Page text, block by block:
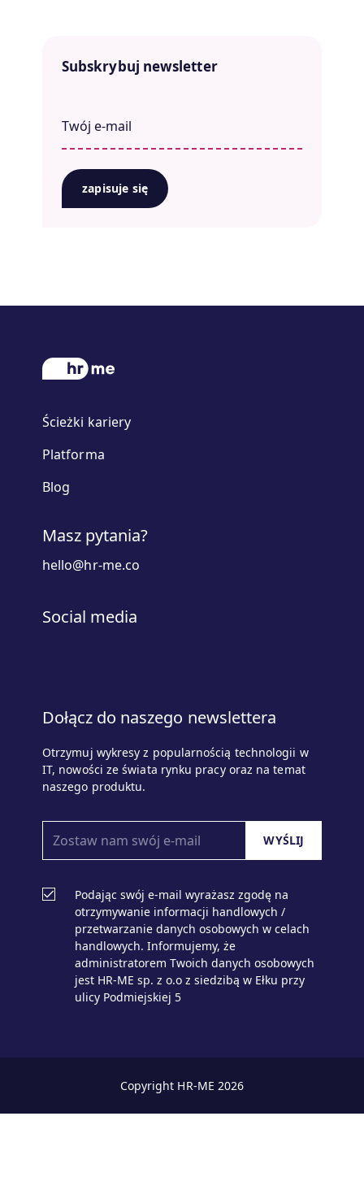
Subskrybuj newsletter
zapisuje się
Ścieżki kariery
Platforma
Blog
Masz pytania?
hello@hr-me.co
Social media
Dołącz do naszego newslettera
Otrzymuj wykresy z popularnością technologii w
IT, nowości ze świata rynku pracy oraz na temat
naszego produktu.
Podając swój e-mail wyrażasz zgodę na
otrzymywanie informacji handlowych /
przetwarzanie danych osobowych w celach
handlowych. Informujemy, że
administratorem Twoich danych osobowych
jest HR-ME sp. z o.o z siedzibą w Ełku przy
ulicy Podmiejskiej 5
Copyright HR-ME 2026